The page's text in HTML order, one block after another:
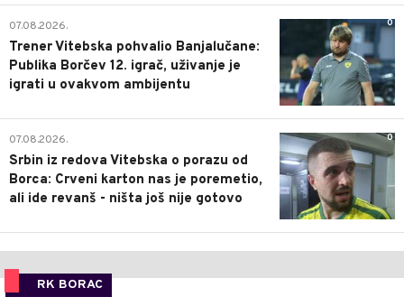
0
07.08.2026.
Trener Vitebska pohvalio Banjalučane:
Publika Borčev 12. igrač, uživanje je
igrati u ovakvom ambijentu
0
07.08.2026.
Srbin iz redova Vitebska o porazu od
Borca: Crveni karton nas je poremetio,
ali ide revanš - ništa još nije gotovo
RK BORAC